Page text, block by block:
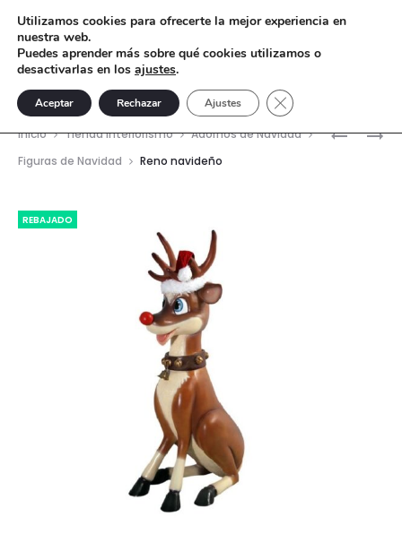
MANIQUÍ
Inicio Tienda interiorismo
Adornos de Navidad
Figuras de Navidad
Reno navideño
REBAJADO
Utilizamos cookies para ofrecerte la mejor experiencia en
nuestra web.
Puedes aprender más sobre qué cookies utilizamos o
desactivarlas en los ajustes.
Aceptar Rechazar Ajustes Cerrar el banner de